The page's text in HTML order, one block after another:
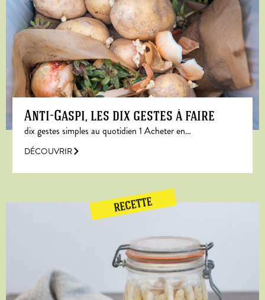
Anti-Gaspi, les dix gestes à faire
dix gestes simples au quotidien 1 Acheter en…
DÉCOUVRIR
RECETTE